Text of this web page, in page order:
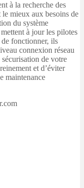
à la recherche des
mieux aux besoins de
du système
à jour les pilotes
fonctionner, ils
connexion réseau
de votre
et d’éviter
maintenance